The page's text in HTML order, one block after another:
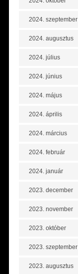
2024. szeptember
2024. augusztus
2024. július
2024. június
2024. május
2024. április
2024. március
2024. február
2024. január
2023. december
2023. november
2023. október
2023. szeptember
2023. augusztus